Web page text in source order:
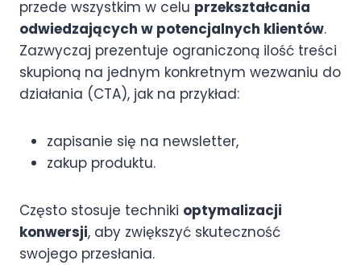
przede wszystkim w celu przekształcania
odwiedzających w potencjalnych klientów.
Zazwyczaj prezentuje ograniczoną ilość treści
skupioną na jednym konkretnym wezwaniu do
działania (CTA), jak na przykład:
zapisanie się na newsletter,
zakup produktu.
Często stosuje techniki optymalizacji
konwersji, aby zwiększyć skuteczność
swojego przesłania.